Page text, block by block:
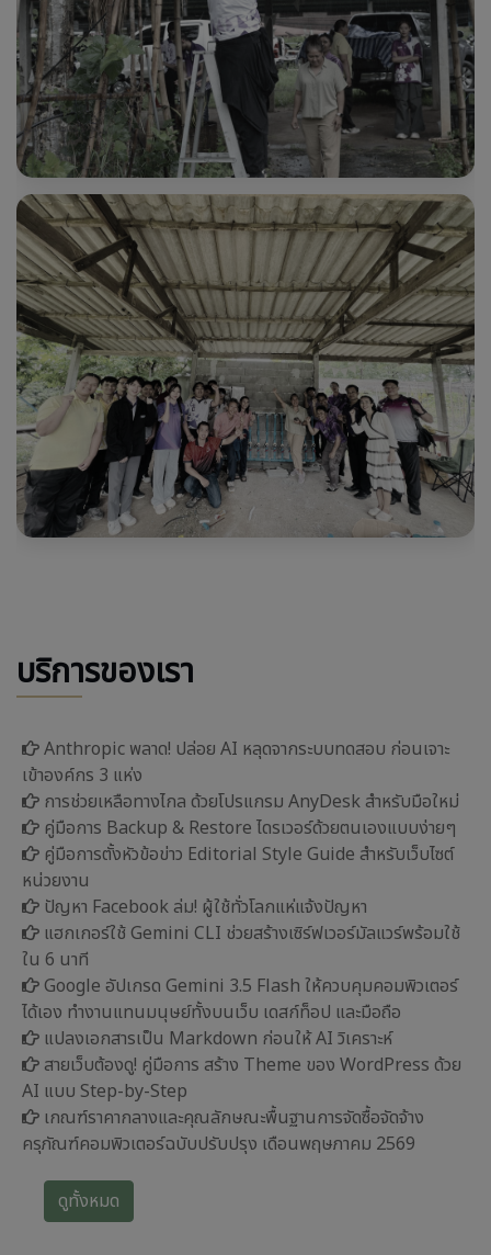
บริการของเรา
Anthropic พลาด! ปล่อย AI หลุดจากระบบทดสอบ ก่อนเจาะ
เข้าองค์กร 3 แห่ง
การช่วยเหลือทางไกล ด้วยโปรแกรม AnyDesk สำหรับมือใหม่
คู่มือการ Backup & Restore ไดรเวอร์ด้วยตนเองแบบง่ายๆ
คู่มือการตั้งหัวข้อข่าว Editorial Style Guide สำหรับเว็บไซต์
หน่วยงาน
ปัญหา Facebook ล่ม! ผู้ใช้ทั่วโลกแห่แจ้งปัญหา
แฮกเกอร์ใช้ Gemini CLI ช่วยสร้างเซิร์ฟเวอร์มัลแวร์พร้อมใช้
ใน 6 นาที
Google อัปเกรด Gemini 3.5 Flash ให้ควบคุมคอมพิวเตอร์
ได้เอง ทำงานแทนมนุษย์ทั้งบนเว็บ เดสก์ท็อป และมือถือ
แปลงเอกสารเป็น Markdown ก่อนให้ AI วิเคราะห์
สายเว็บต้องดู! คู่มือการ สร้าง Theme ของ WordPress ด้วย
AI แบบ Step-by-Step
เกณฑ์ราคากลางและคุณลักษณะพื้นฐานการจัดซื้อจัดจ้าง
ครุภัณฑ์คอมพิวเตอร์ฉบับปรับปรุง เดือนพฤษภาคม 2569
ดูทั้งหมด